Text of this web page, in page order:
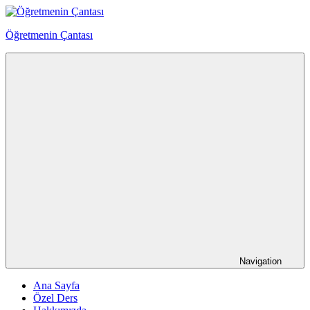
Skip
content
Öğretmenin Çantası
Navigation
Ana Sayfa
Özel Ders